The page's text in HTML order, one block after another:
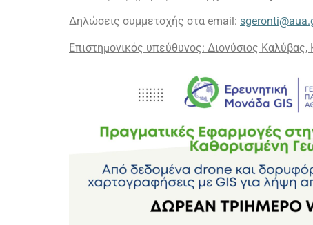
Δηλώσεις συμμετοχής στα email : sgeronti@aua.
Επιστημονικός υπεύθυνος: Διονύσιος